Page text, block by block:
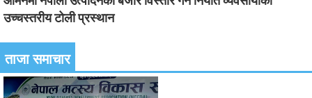
उच्चस्तरीय टोली प्रस्थान
ताजा समाचार